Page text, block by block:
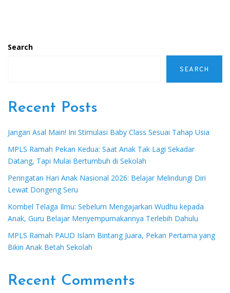
Search
SEARCH
Recent Posts
Jangan Asal Main! Ini Stimulasi Baby Class Sesuai Tahap Usia
MPLS Ramah Pekan Kedua: Saat Anak Tak Lagi Sekadar
Datang, Tapi Mulai Bertumbuh di Sekolah
Peringatan Hari Anak Nasional 2026: Belajar Melindungi Diri
Lewat Dongeng Seru
Kombel Telaga Ilmu: Sebelum Mengajarkan Wudhu kepada
Anak, Guru Belajar Menyempurnakannya Terlebih Dahulu
MPLS Ramah PAUD Islam Bintang Juara, Pekan Pertama yang
Bikin Anak Betah Sekolah
Recent Comments